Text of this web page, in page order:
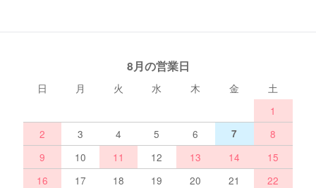
8月の営業日
日 月 火 水 木 金
土
1
2
3 4 5 6 7
8
9
10 11 12 13 14
15
16
17 18 19 20 21
22